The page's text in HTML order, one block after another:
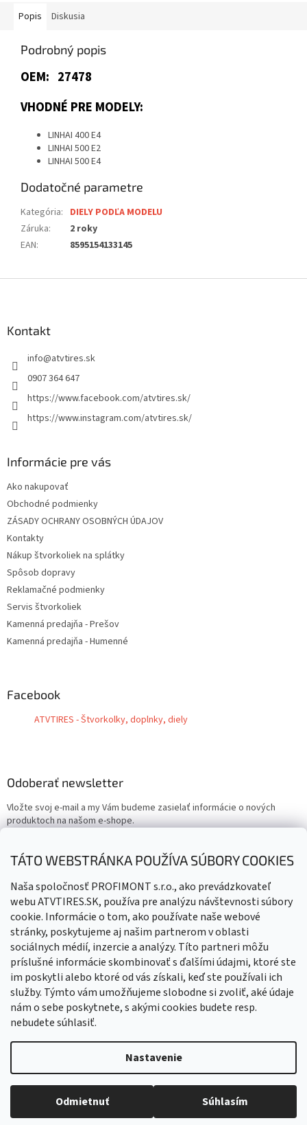
TÁTO WEBSTRÁNKA POUŽÍVA SÚBORY COOKIES
Naša spoločnosť PROFIMONT s.r.o., ako prevádzkovateľ
webu ATVTIRES.SK, používa pre analýzu návštevnosti súbory
cookie. Informácie o tom, ako používate naše webové
stránky, poskytujeme aj našim partnerom v oblasti
sociálnych médií, inzercie a analýzy. Títo partneri môžu
príslušné informácie skombinovať s ďalšími údajmi, ktoré ste
im poskytli alebo ktoré od vás získali, keď ste používali ich
služby. Týmto vám umožňujeme slobodne si zvoliť, aké údaje
nám o sebe poskytnete, s akými cookies budete resp.
nebudete súhlasiť.
Nastavenie
Odmietnuť Súhlasím
Popis Diskusia
Podrobný popis
OEM: 27478
VHODNÉ PRE MODELY:
LINHAI 400 E4
LINHAI 500 E2
LINHAI 500 E4
Dodatočné parametre
Kategória: DIELY PODĽA MODELU
Záruka:
2 roky
EAN: 8595154133145
Kontakt
info@atvtires.sk
0907 364 647
https://www.facebook.com/atvtires.sk/
https://www.instagram.com/atvtires.sk/
Informácie pre vás
Ako nakupovať
Obchodné podmienky
ZÁSADY OCHRANY OSOBNÝCH ÚDAJOV
Kontakty
Nákup štvorkoliek na splátky
Spôsob dopravy
Reklamačné podmienky
Servis štvorkoliek
Kamenná predajňa - Prešov
Kamenná predajňa - Humenné
Facebook
ATVTIRES - Štvorkolky, doplnky, diely
Odoberať newsletter
Vložte svoj e-mail a my Vám budeme zasielať informácie o nových
produktoch na našom e-shope.
Email
Vložením e-mailu súhlasíte spodmienkami ochrany osobných
údajov
PRIHLÁSIŤ SA
Copyright 2026ATVTIRES - Štvorkolky, doplnky, diely. Všetky
práva vyhradené.
Upraviť nastavenie cookies